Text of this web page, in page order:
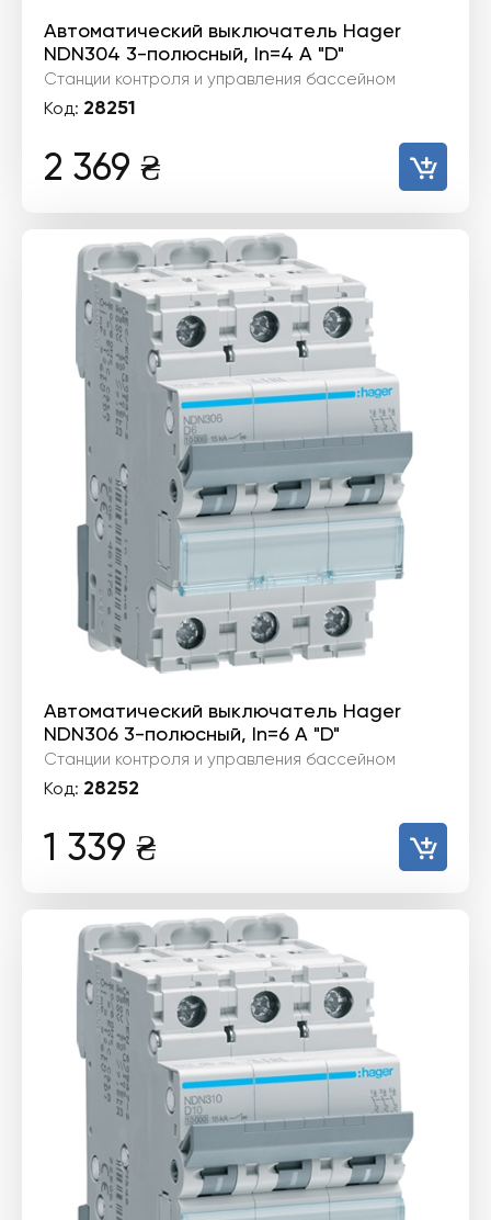
Автоматический выключатель Hager
NDN304 3-полюсный, In=4 А "D"
Станции контроля и управления бассейном
Код: 28251
2 369 ₴
Автоматический выключатель Hager
NDN306 3-полюсный, In=6 А "D"
Станции контроля и управления бассейном
Код: 28252
1 339 ₴